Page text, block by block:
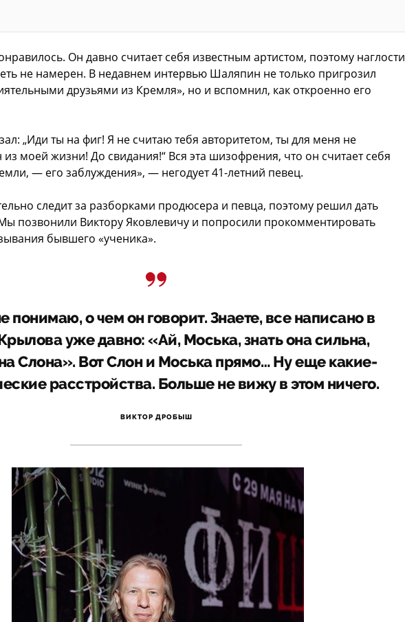
Он давно считает себя известным артистом, поэтому наглости
не намерен. В недавнем интервью Шаляпин не только пригрозил
друзьями из Кремля», но и вспомнил, как откроенно его
„Иди ты на фиг! Я не считаю тебя авторитетом, ты для меня не
моей жизни! До свидания!“ Вся эта шизофрения, что он считает себя
— его заблуждения», — негодует 41-летний певец.
следит за разборками продюсера и певца, поэтому решил дать
позвонили Виктору Яковлевичу и попросили прокомментировать
бывшего «ученика».
понимаю, о чем он говорит. Знаете, все написано в
уже давно: «Ай, Моська, знать она сильна,
Слона». Вот Слон и Моська прямо… Ну еще какие-
расстройства. Больше не вижу в этом ничего.
ВИКТОР ДРОБЫШ